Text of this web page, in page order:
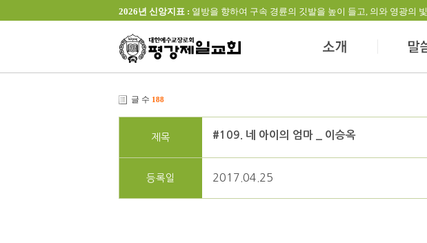
2026년 신앙지표 : 열방을 향하여 구속 경륜의 깃발을 높이 들고, 의와 영광의
글 수 188
제목 #109. 네 아이의 엄마 _ 이승옥
등록일 2017.04.25